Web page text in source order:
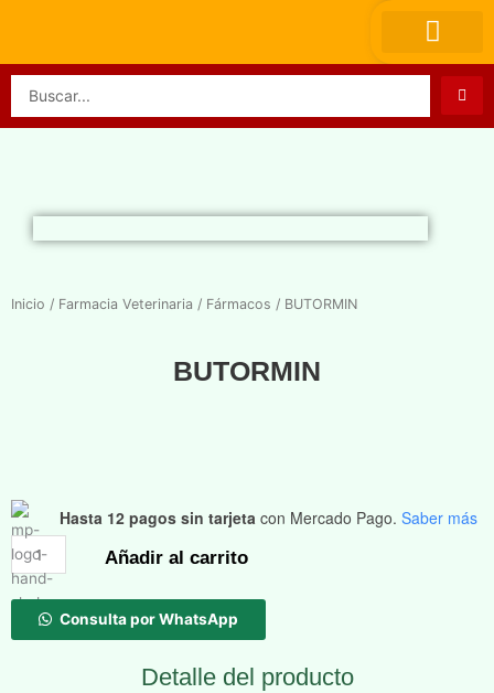
Search
Inicio / Farmacia Veterinaria / Fármacos / BUTORMIN
BUTORMIN
Hasta 12 pagos sin tarjeta con Mercado Pago. Saber más
cantidad
Añadir al carrito
Consulta por WhatsApp
Detalle del producto